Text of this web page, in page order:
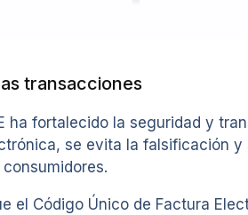
transacciones
ha fortalecido la seguridad y
se evita la falsificación
el Código Único de Factura